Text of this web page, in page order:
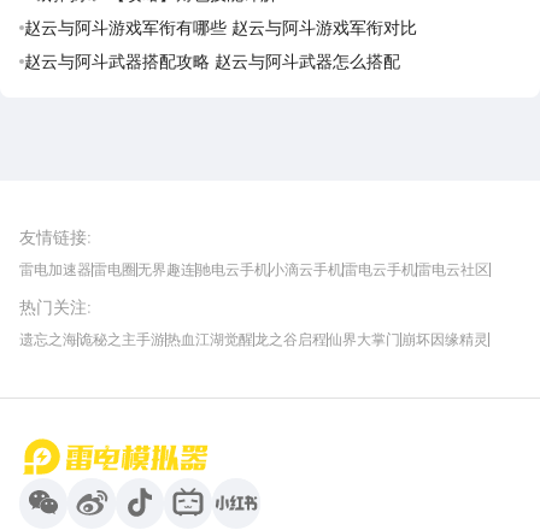
赵云与阿斗游戏军衔有哪些 赵云与阿斗游戏军衔对比
赵云与阿斗武器搭配攻略 赵云与阿斗武器怎么搭配
友情链接:
雷电加速器雷电圈无界趣连驰电云手机小滴云手机雷电云手机雷电云社区
我爱vr网华军软件园
热门关注:
遗忘之海诡秘之主手游热血江湖觉醒龙之谷启程仙界大掌门 崩坏因缘精灵
首页
微信
微博 抖音 哔哩哔哩